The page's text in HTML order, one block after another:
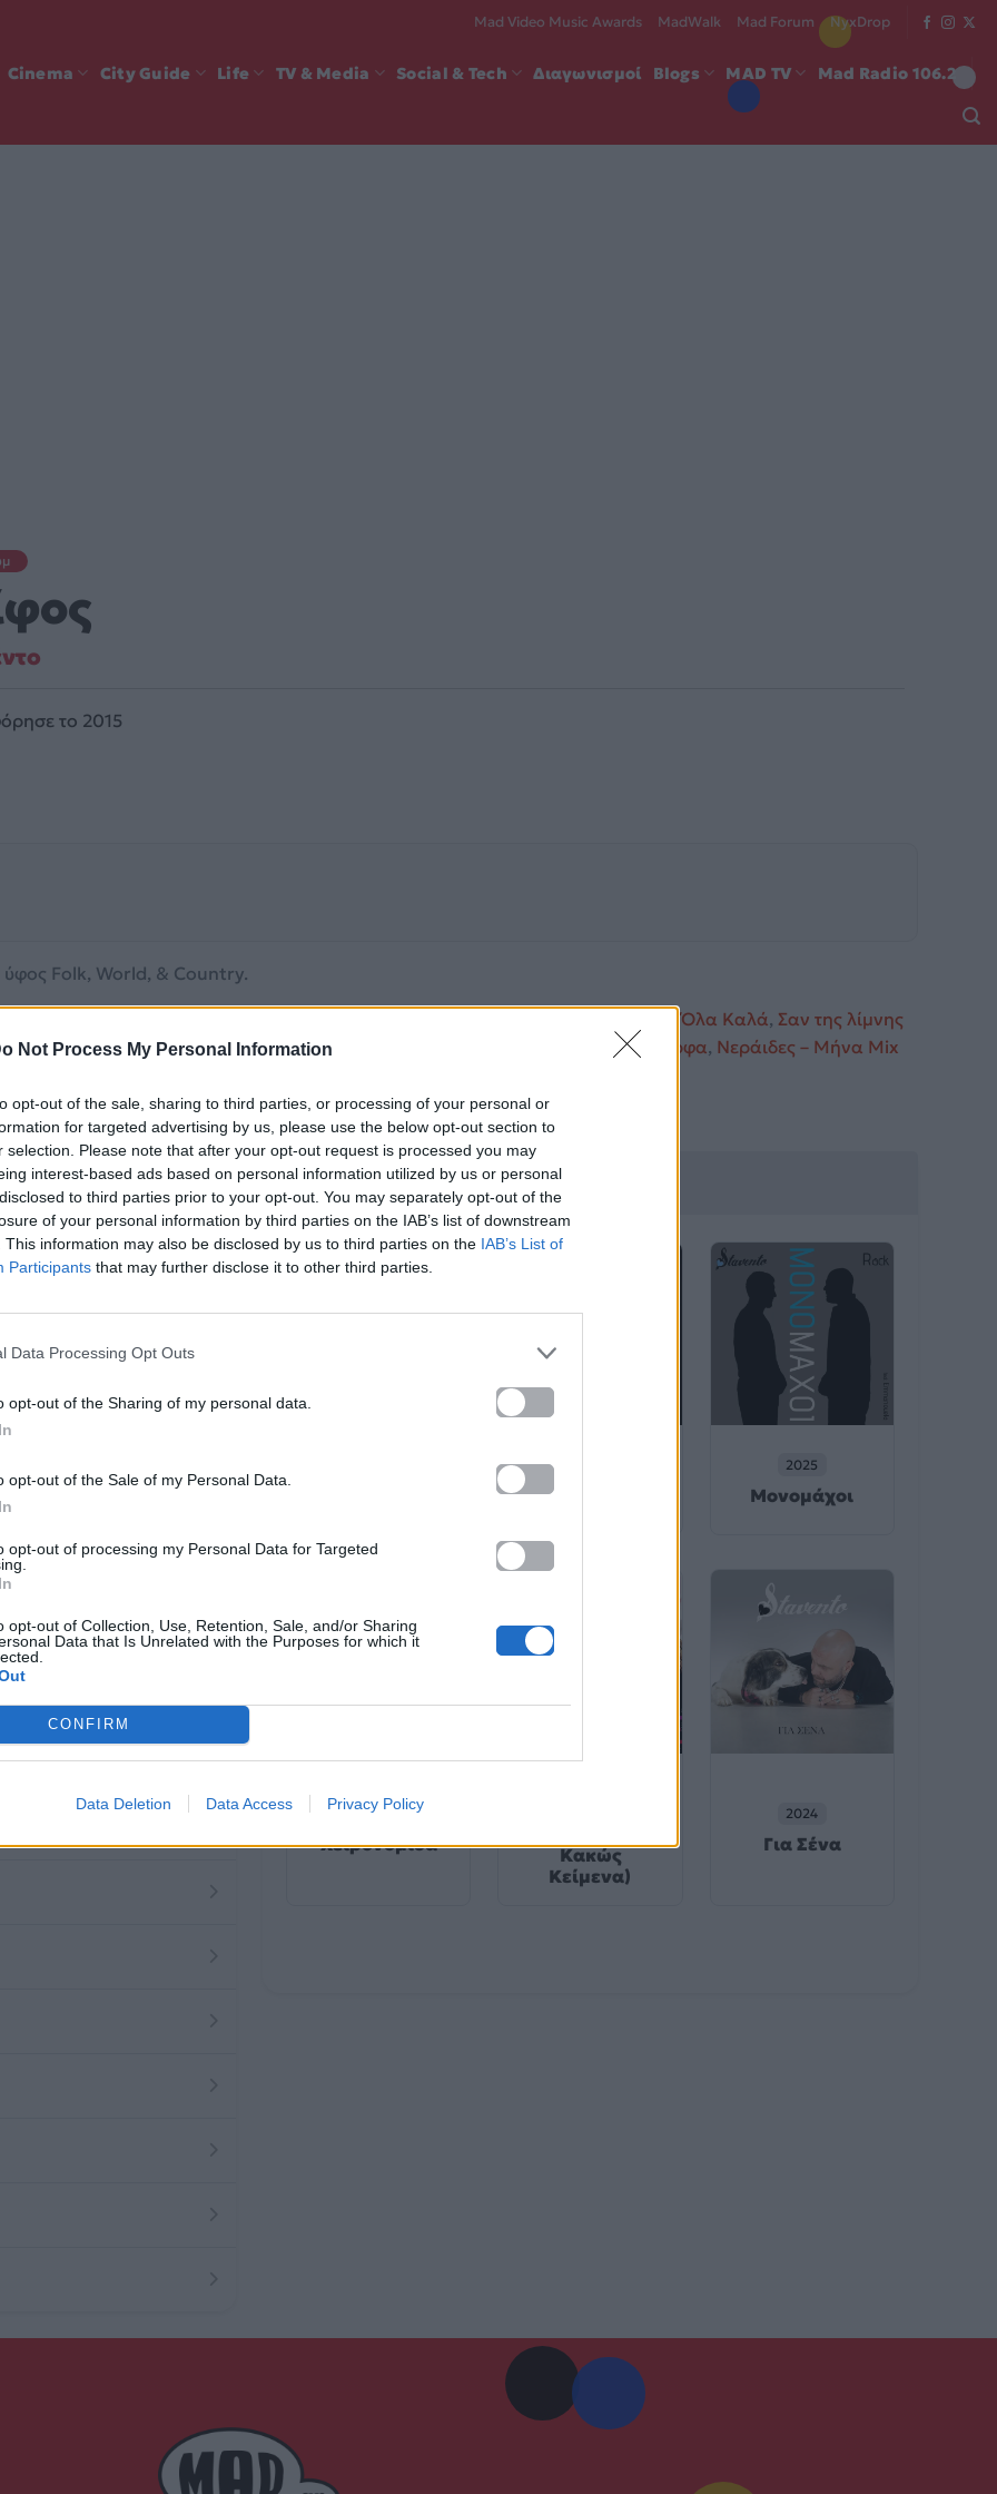
Not Process My Personal Information
opt-out of the sale, sharing to third parties, or processing of your personal or
for targeted advertising by us, please use the below opt-out section to
selection. Please note that after your opt-out request is processed you may
interest-based ads based on personal information utilized by us or personal
to third parties prior to your opt-out. You may separately opt-out of the
of your personal information by third parties on the IAB’s list of downstream
This information may also be disclosed by us to third parties on the IAB’s List of
Participants that may further disclose it to other third parties.
Data Processing Opt Outs
opt-out of the Sharing of my personal data.
opt-out of the Sale of my Personal Data.
opt-out of processing my Personal Data for Targeted
opt-out of Collection, Use, Retention, Sale, and/or Sharing
Data that Is Unrelated with the Purposes for which it
CONFIRM
Data Deletion Data Access Privacy Policy
Mad Video Music Awards MadWalk Mad Forum NyxDrop
Cinema City Guide Life TV & Media Social & Tech Διαγωνισμοί Blogs MAD TV Mad Radio 106.2
το 2015
ύφος Folk, World, & Country.
,Όλα Καλά, Σαν της λίμνης
, Κρυφή Ελπίδα,Ψυχή Μου Βάστα,Πόσο ακόμα Μάτια Μου Όμορφα, Νεράιδες – Μήνα Mix
Άλλα Άλμπουμ του Καλλιτέχνη
Για σένα που
2025
Μονομάχοι
2024
Χειρονομίδα
Κακώς
Κείμενα)
2024
Για Σένα